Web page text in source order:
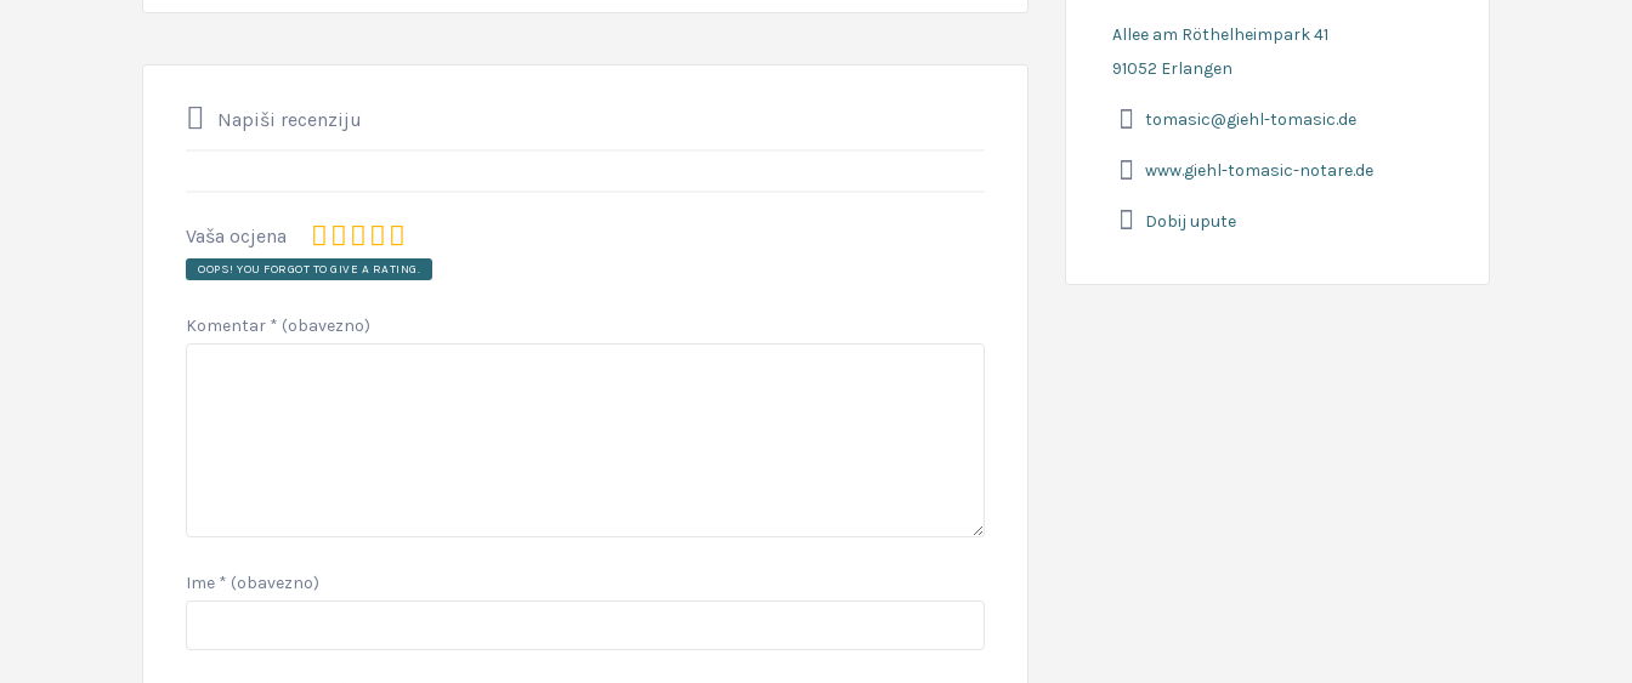
Napiši recenziju
Vaša ocjena
OOPS! YOU FORGOT TO GIVE A RATING.
Komentar * (obavezno)
Ime * (obavezno)
Allee am Röthelheimpark 41
91052 Erlangen
tomasic@giehl-tomasic.de
www.giehl-tomasic-notare.de
Dobij upute